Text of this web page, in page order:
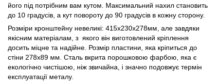
його під потрібним вам кутом. Максимальний нахил становить
до 10 градусів, а кут повороту до 90 градусів в кожну сторону.
Розміри кронштейну невеликі: 415x230x278мм, але завдяки
якісним матеріалам, з якого він виготовлений кріплення
досить міцне та надійне. Розмір пластини, яка кріпиться до
стіни 278х89 мм. Сталь вкрита порошковою фарбою, яка є
екологічно чистішою, ніж звичайна, і значно подовжує термін
експлуатації металу.